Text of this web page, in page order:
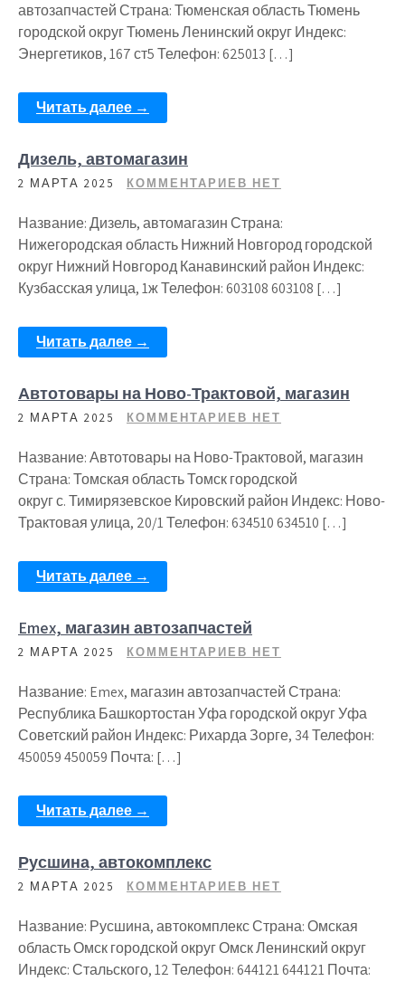
автозапчастей Страна: Тюменская область Тюмень
городской округ Тюмень Ленинский округ Индекс:
Энергетиков, 167 ст5 Телефон: 625013 […]
Читать далее →
Дизель, автомагазин
2 МАРТА 2025 КОММЕНТАРИЕВ НЕТ
Название: Дизель, автомагазин Страна:
Нижегородская область Нижний Новгород городской
округ Нижний Новгород Канавинский район Индекс:
Кузбасская улица, 1ж Телефон: 603108 603108 […]
Читать далее →
Автотовары на Ново-Трактовой, магазин
2 МАРТА 2025 КОММЕНТАРИЕВ НЕТ
Название: Автотовары на Ново-Трактовой, магазин
Страна: Томская область Томск городской
округ с. Тимирязевское Кировский район Индекс: Ново-
Трактовая улица, 20/1 Телефон: 634510 634510 […]
Читать далее →
Emex, магазин автозапчастей
2 МАРТА 2025 КОММЕНТАРИЕВ НЕТ
Название: Emex, магазин автозапчастей Страна:
Республика Башкортостан Уфа городской округ Уфа
Советский район Индекс: Рихарда Зорге, 34 Телефон:
450059 450059 Почта: […]
Читать далее →
Русшина, автокомплекс
2 МАРТА 2025 КОММЕНТАРИЕВ НЕТ
Название: Русшина, автокомплекс Страна: Омская
область Омск городской округ Омск Ленинский округ
Индекс: Стальского, 12 Телефон: 644121 644121 Почта: